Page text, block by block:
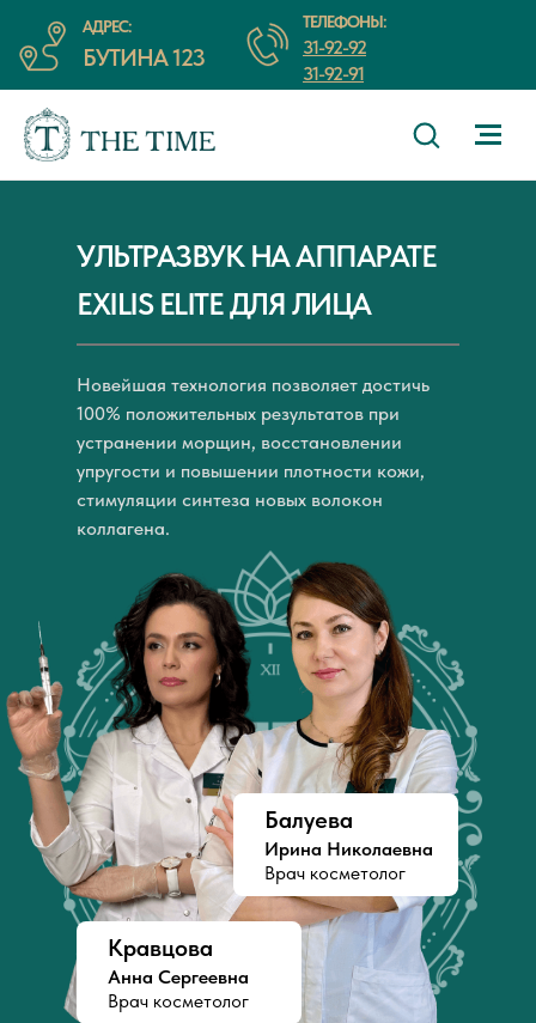
АДРЕС:
БУТИНА 123
ТЕЛЕФОНЫ:
31-92-92
31-92-91
УЛЬТРАЗВУК НА АППАРАТЕ
EXILIS ELITE ДЛЯ ЛИЦА
Новейшая технология позволяет достичь
100% положительных результатов при
устранении морщин, восстановлении
упругости и повышении плотности кожи,
стимуляции синтеза новых волокон
коллагена.
Кравцова
Анна Сергеевна
Врач косметолог
Балуева
Ирина Николаевна
Врач косметолог